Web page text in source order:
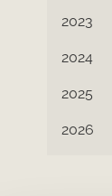
2023
2024
2025
2026